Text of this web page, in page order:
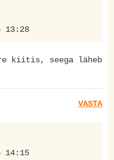
13:28
kiitis, seega läheb
VASTA
14:15